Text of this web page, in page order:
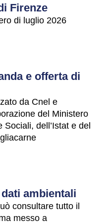
Firenze
di luglio 2026
e offerta di
da Cnel e
del Ministero
dell’Istat e del
ambientali
consultare tutto il
messo a